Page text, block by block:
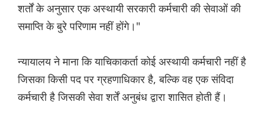
शर्तों के अनुसार एक अस्थायी सरकारी कर्मचारी की सेवाओं की
समाप्ति के बुरे परिणाम नहीं होंगे।"
न्यायालय ने माना कि याचिकाकर्ता कोई अस्थायी कर्मचारी नहीं है
जिसका किसी पद पर ग्रहणाधिकार है, बल्कि वह एक संविदा
कर्मचारी है जिसकी सेवा शर्तें अनुबंध द्वारा शासित होती हैं।